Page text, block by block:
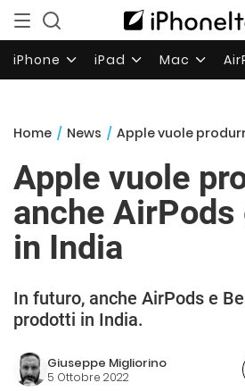
iPhone iPad Mac
Home / News / Apple vuole produrre
Apple vuole
anche AirPods
in India
In futuro, anche AirPods e
prodotti in India.
Giuseppe Migliorino
5 Ottobre 2022